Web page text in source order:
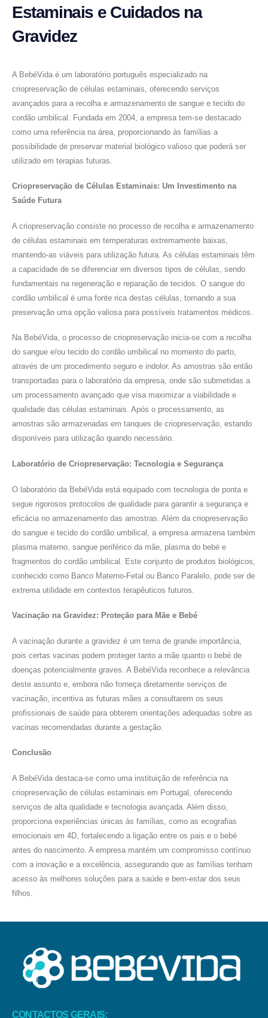
Estaminais e Cuidados na
Gravidez
A BebéVida é um laboratório português especializado na
criopreservação de células estaminais, oferecendo serviços
avançados para a recolha e armazenamento de sangue e tecido do
cordão umbilical. Fundada em 2004, a empresa tem-se destacado
como uma referência na área, proporcionando às famílias a
possibilidade de preservar material biológico valioso que poderá ser
utilizado em terapias futuras.
Criopreservação de Células Estaminais: Um Investimento na
Saúde Futura
A criopreservação consiste no processo de recolha e armazenamento
de células estaminais em temperaturas extremamente baixas,
mantendo-as viáveis para utilização futura. As células estaminais têm
a capacidade de se diferenciar em diversos tipos de células, sendo
fundamentais na regeneração e reparação de tecidos. O sangue do
cordão umbilical é uma fonte rica destas células, tornando a sua
preservação uma opção valiosa para possíveis tratamentos médicos.
Na BebéVida, o processo de criopreservação inicia-se com a recolha
do sangue e/ou tecido do cordão umbilical no momento do parto,
através de um procedimento seguro e indolor. As amostras são então
transportadas para o laboratório da empresa, onde são submetidas a
um processamento avançado que visa maximizar a viabilidade e
qualidade das células estaminais. Após o processamento, as
amostras são armazenadas em tanques de criopreservação, estando
disponíveis para utilização quando necessário.
Laboratório de Criopreservação: Tecnologia e Segurança
O laboratório da BebéVida está equipado com tecnologia de ponta e
segue rigorosos protocolos de qualidade para garantir a segurança e
eficácia no armazenamento das amostras. Além da criopreservação
do sangue e tecido do cordão umbilical, a empresa armazena também
plasma materno, sangue periférico da mãe, plasma do bebé e
fragmentos do cordão umbilical. Este conjunto de produtos biológicos,
conhecido como Banco Materno-Fetal ou Banco Paralelo, pode ser de
extrema utilidade em contextos terapêuticos futuros.
Vacinação na Gravidez: Proteção para Mãe e Bebé
A vacinação durante a gravidez é um tema de grande importância,
pois certas vacinas podem proteger tanto a mãe quanto o bebé de
doenças potencialmente graves. A BebéVida reconhece a relevância
deste assunto e, embora não forneça diretamente serviços de
vacinação, incentiva as futuras mães a consultarem os seus
profissionais de saúde para obterem orientações adequadas sobre as
vacinas recomendadas durante a gestação.
Conclusão
A BebéVida destaca-se como uma instituição de referência na
criopreservação de células estaminais em Portugal, oferecendo
serviços de alta qualidade e tecnologia avançada. Além disso,
proporciona experiências únicas às famílias, como as ecografias
emocionais em 4D, fortalecendo a ligação entre os pais e o bebé
antes do nascimento. A empresa mantém um compromisso contínuo
com a inovação e a excelência, assegurando que as famílias tenham
acesso às melhores soluções para a saúde e bem-estar dos seus
filhos.
CONTACTOS GERAIS: